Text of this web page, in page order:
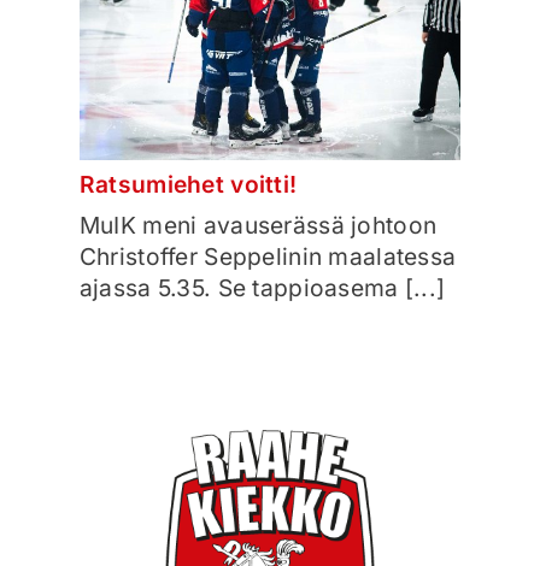
Ajankohtaista
Liput
Yhteys
Ratsumiehet voitti!
MuIK meni avauserässä johtoon
Christoffer Seppelinin maalatessa
ajassa 5.35. Se tappioasema [...]